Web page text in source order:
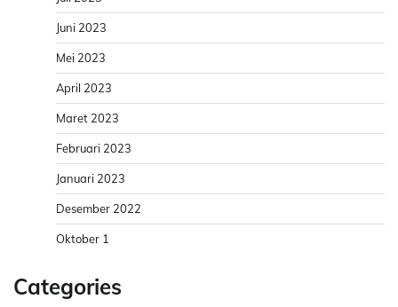
Juni 2023
Mei 2023
April 2023
Maret 2023
Februari 2023
Januari 2023
Desember 2022
Oktober 1
Categories